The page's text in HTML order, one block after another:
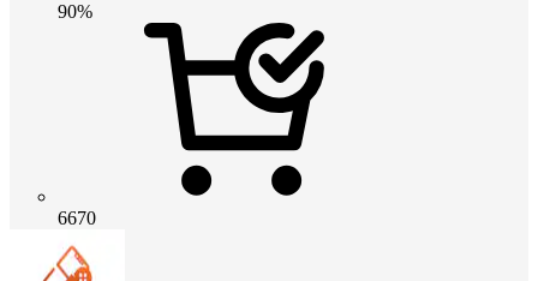
90%
6670